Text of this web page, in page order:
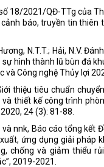
18/2021/QĐ-TTg của
báo, truyền tin thiên
N.T.T.; Hải, N.V.
sự hình thành lũ bùn đá
và Công nghệ Thủy lợi
thiệu tiêu chuẩn
và thiết kế công trình
24 (3): 81-88.
nnk, Báo cáo tổng kết
ứng dụng giải pháp
chống và giảm thiểu
2019-2021.